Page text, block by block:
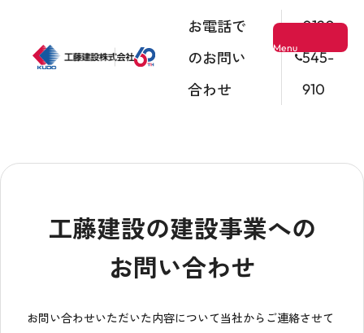
Menu
会社情報
お電話で
のお問い
合わせ
0120-
545-
910
工藤建設の建設事業への
お問い合わせ
お問い合わせいただいた内容について当社からご連絡させて